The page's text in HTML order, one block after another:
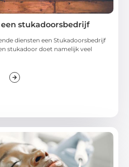
stukadoorsbedrijf
diensten een Stukadoorsbedrijf
stukadoor doet namelijk veel